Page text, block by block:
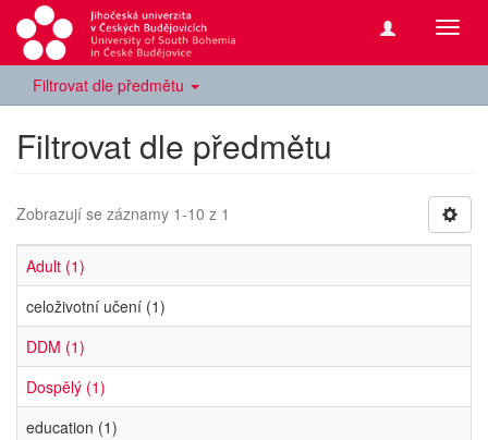
Filtrovat dle předmětu
Filtrovat dle předmětu
Zobrazují se záznamy 1-10 z 1
Adult (1)
celoživotní učení (1)
DDM (1)
Dospělý (1)
education (1)